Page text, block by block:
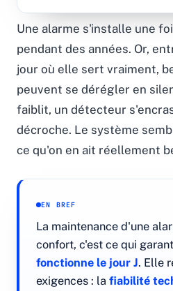
Une alarme s'installe une
pendant des années. Or,
jour où elle sert vraiment,
peuvent se dérégler en
faiblit, un détecteur
décroche. Le système
ce qu'on en ait réellement
EN BREF
La maintenance d'une
confort, c'est ce qui
fonctionne le jour J. Elle
exigences : la fiabilité